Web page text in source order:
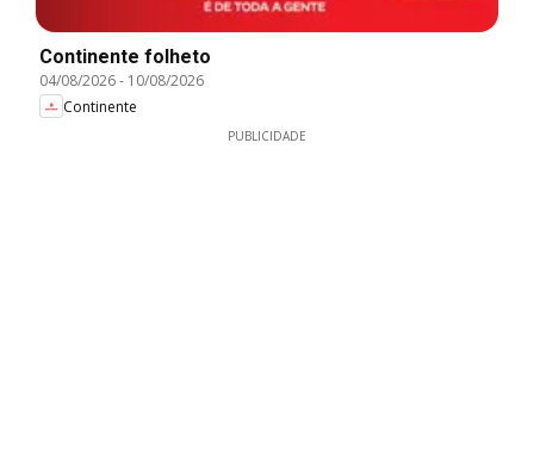
Continente folheto
04/08/2026- 10/08/2026
Continente
PUBLICIDADE